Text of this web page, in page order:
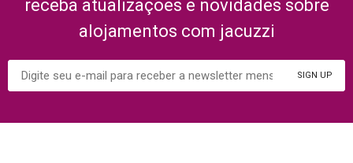
receba atualizações e novidades sobre
alojamentos com jacuzzi